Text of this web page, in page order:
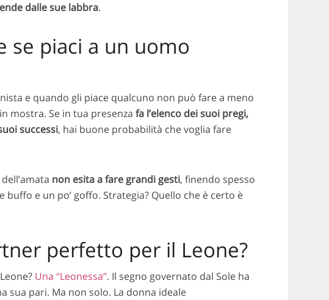
dalle sue labbra.
se piaci a un uomo
e quando gli piace qualcuno non può fare a meno
mostra. Se in tua presenza fa l’elenco dei suoi pregi,
successi, hai buone probabilità che voglia fare
non esita a fare grandi gesti, finendo spesso
e un po’ goffo. Strategia? Quello che è certo è
perfetto per il Leone?
Una “Leonessa”. Il segno governato dal Sole ha
sua pari. Ma non solo. La donna ideale